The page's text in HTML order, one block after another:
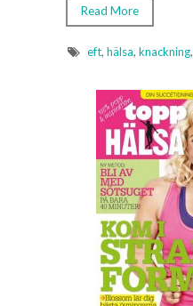
Read More
eft, hälsa, knackning,